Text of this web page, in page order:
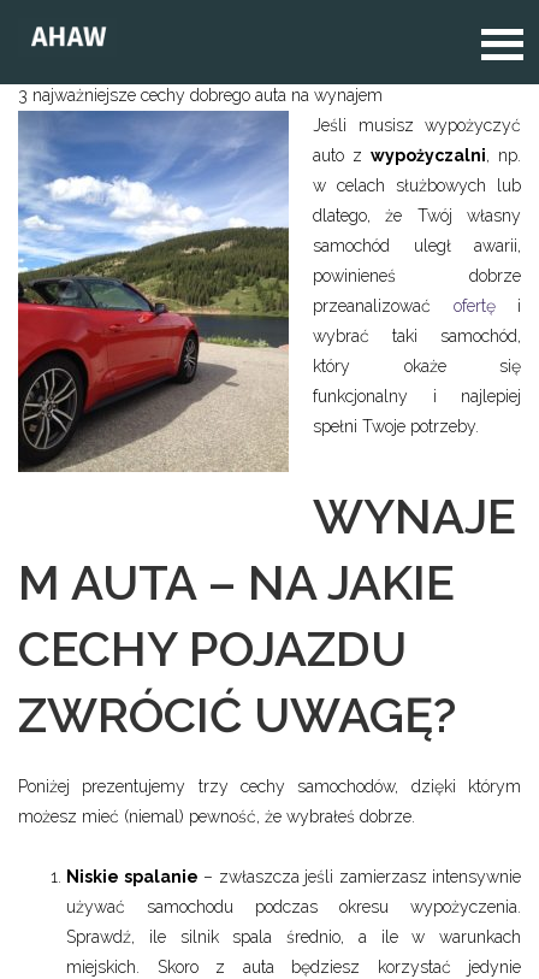
3 najważniejsze cechy dobrego auta na wynajem
Jeśli musisz wypożyczyć
auto z wypożyczalni, np.
w celach służbowych lub
dlatego, że Twój własny
samochód uległ awarii,
powinieneś dobrze
przeanalizować ofertęi
wybrać taki samochód,
który okaże się
funkcjonalny i najlepiej
spełni Twoje potrzeby.
WYNAJE
M AUTA – NA JAKIE
CECHY POJAZDU
ZWRÓCIĆ UWAGĘ?
Poniżej prezentujemy trzy cechy samochodów, dzięki którym
możesz mieć (niemal) pewność, że wybrałeś dobrze.
Niskie spalanie – zwłaszcza jeśli zamierzasz intensywnie
używać samochodu podczas okresu wypożyczenia.
Sprawdź, ile silnik spala średnio, a ile w warunkach
miejskich. Skoro z auta będziesz korzystać jedynie